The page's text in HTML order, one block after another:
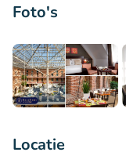
Foto's
Locatie